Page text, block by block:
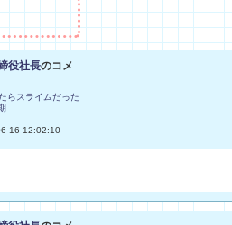
役社長のコメ
らスライムだった
16 12:02:10